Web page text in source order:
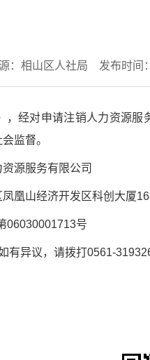
：相山区人社局 发布时间
，经对申请注销人力资源
监督。
源服务有限公司
凰山经济开发区科创大厦
06030001713号
有异议，请拨打0561-